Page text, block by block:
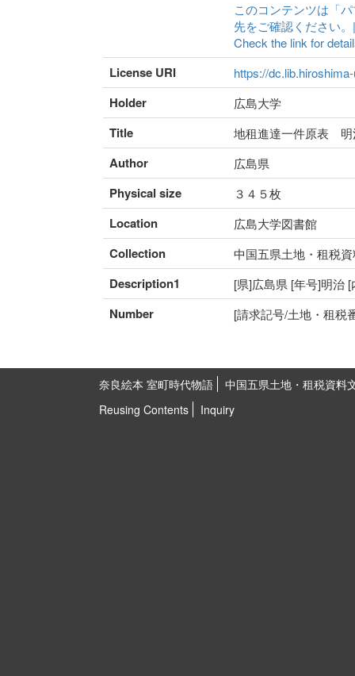
このコンテンツは「
先をご確認ください
Check the link for
License URI https://
Holder 広島大学
Title 地租進達一件原表 明
Author 広島県
Physical size ３４５枚
Location 広島大学図書館
Collection 中国五県土地・租税
Description1 [県]広島県 [年号]明治
Number [請求記号/土地・租税
奈良絵本 室町時代物語
中国五県土地・租税資料
Reusing Contents
Inquiry